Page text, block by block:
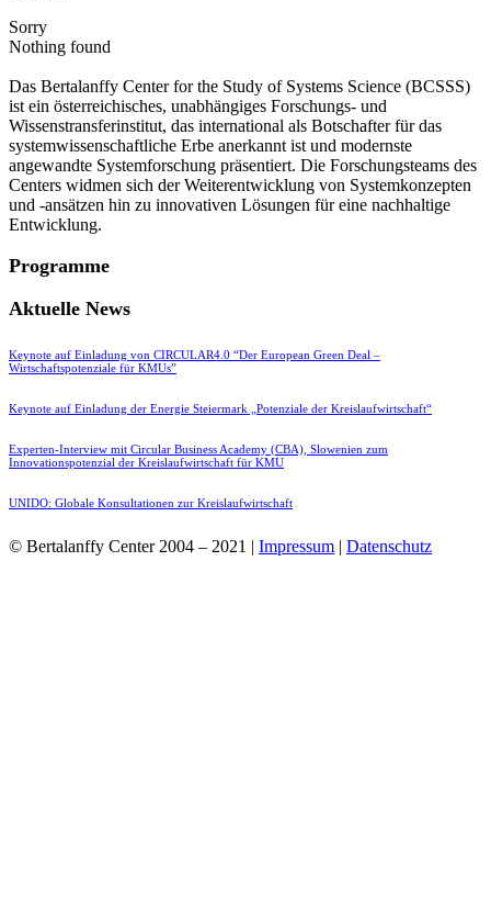
Sorry
Nothing found
Das Bertalanffy Center for the Study of Systems Science (BCSSS)
ist ein österreichisches, unabhängiges Forschungs- und
Wissenstransferinstitut, das international als Botschafter für das
systemwissenschaftliche Erbe anerkannt ist und modernste
angewandte Systemforschung präsentiert. Die Forschungsteams des
Centers widmen sich der Weiterentwicklung von Systemkonzepten
und -ansätzen hin zu innovativen Lösungen für eine nachhaltige
Entwicklung.
Programme
Aktuelle News
Keynote auf Einladung von CIRCULAR4.0 “Der European Green Deal –
Wirtschaftspotenziale für KMUs”
Keynote auf Einladung der Energie Steiermark „Potenziale der Kreislaufwirtschaft“
Experten-Interview mit Circular Business Academy (CBA), Slowenien zum
Innovationspotenzial der Kreislaufwirtschaft für KMU
UNIDO: Globale Konsultationen zur Kreislaufwirtschaft
© Bertalanffy Center 2004 – 2021 | Impressum | Datenschutz